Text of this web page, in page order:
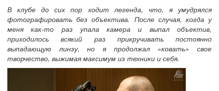
В клубе до сих пор ходит легенда, что, я умудрялся
фотографировать без объектива. После случая, когда у
меня как-то раз упала камера и выпал объектив,
приходилось всякий раз прикручивать постоянно
выпадающую линзу, но я продолжал «ковать» свое
творчество, выжимая максимум из техники и себя.